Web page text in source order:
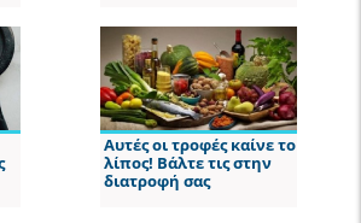
Αυτές οι τροφές καίνε το
λίπος! Βάλτε τις στην
διατροφή σας